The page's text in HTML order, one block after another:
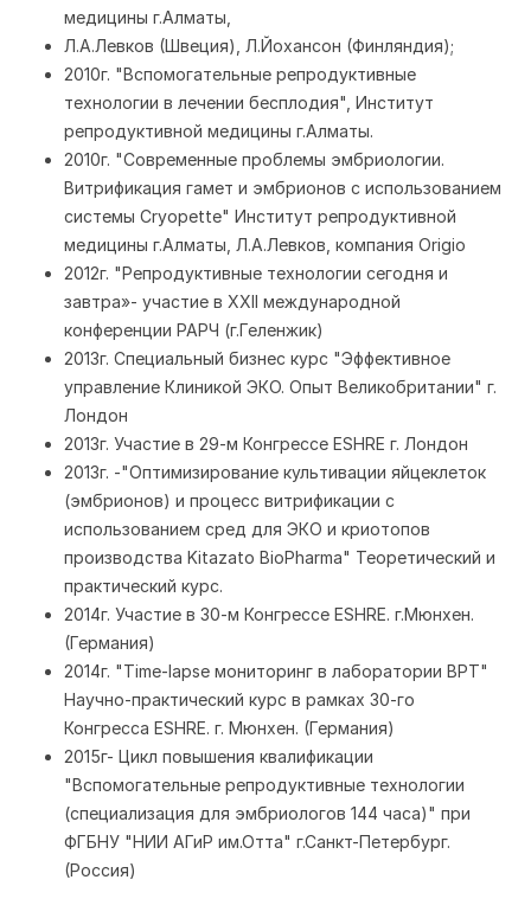
медицины г.Алматы,
Л.А.Левков (Швеция), Л.Йохансон (Финляндия);
2010г. "Вспомогательные репродуктивные
технологии в лечении бесплодия", Институт
репродуктивной медицины г.Алматы.
2010г. "Современные проблемы эмбриологии.
Витрификация гамет и эмбрионов с использованием
системы Cryopette" Институт репродуктивной
медицины г.Алматы, Л.А.Левков, компания Origio
2012г. "Репродуктивные технологии сегодня и
завтра»- участие в ХХII международной
конференции РАРЧ (г.Геленжик)
2013г. Специальный бизнес курс "Эффективное
управление Клиникой ЭКО. Опыт Великобритании" г.
Лондон
2013г. Участие в 29-м Конгрессе ESHRE г. Лондон
2013г. -"Оптимизирование культивации яйцеклеток
(эмбрионов) и процесс витрификации с
использованием сред для ЭКО и криотопов
производства Kitazato BioPharma" Теоретический и
практический курс.
2014г. Участие в 30-м Конгрессе ESHRE. г.Мюнхен.
(Германия)
2014г. "Time-lapse мониторинг в лаборатории ВРТ"
Научно-практический курс в рамках 30-го
Конгресса ESHRE. г. Мюнхен. (Германия)
2015г- Цикл повышения квалификации
"Вспомогательные репродуктивные технологии
(специализация для эмбриологов 144 часа)" при
ФГБНУ "НИИ АГиР им.Отта" г.Санкт-Петербург.
(Россия)